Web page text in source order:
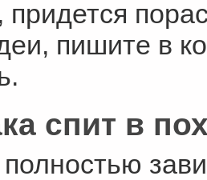
придется
пишите в
спит в